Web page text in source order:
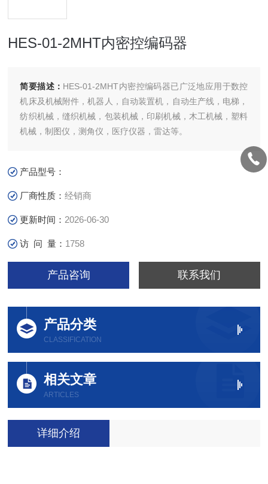
HES-01-2MHT内密控编码器
简要描述： HES-01-2MHT内密控编码器已广泛地应用于数控
机床及机械附件，机器人，自动装置机，自动生产线，电梯，
纺织机械，缝织机械，包装机械，印刷机械，木工机械，塑料
机械，制图仪，测角仪，医疗仪器，雷达等。
产品型号：
厂商性质：经销商
更新时间： 2026-06-30
访 问 量： 1758
产品咨询 联系我们
产品分类
CLASSIFICATION
相关文章
ARTICLES
详细介绍